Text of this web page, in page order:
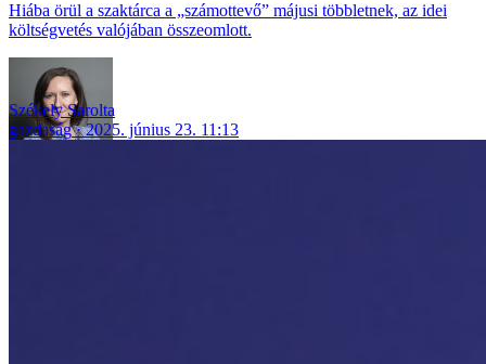
Hiába örül a szaktárca a „számottevő” májusi többletnek, az idei
költségvetés valójában összeomlott.
Székely Sarolta
gazdaság
2025. június 23. 11:13